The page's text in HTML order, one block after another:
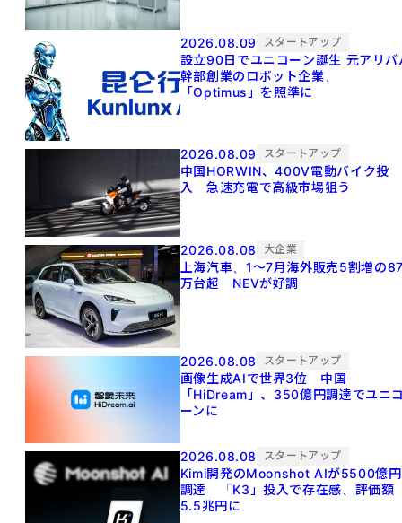
2026.08.09 スタートアップ
設立90日でユニコーン誕生 元アリババ
幹部創業のロボット企業、
「Optimus」を照準に
2026.08.09 スタートアップ
中国HORWIN、400V電動バイク投
入 急速充電で高級市場狙う
2026.08.08 大企業
上海汽車、1～7月海外販売5割増の
万台超 NEVが好調
2026.08.08 スタートアップ
画像生成AIで世界3位 中国
「HiDream」、350億円調達でユニ
ーンに
2026.08.08 スタートアップ
Kimi開発のMoonshot AIが5500億円
調達 「K3」投入で存在感、評価額
5.5兆円に